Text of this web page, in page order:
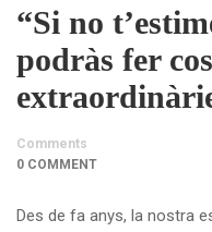
“Si no
podràs fer
Comments
0 COMMENT
Des de fa anys, la nostra